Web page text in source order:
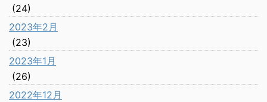
(24)
2023年2月
(23)
2023年1月
(26)
2022年12月